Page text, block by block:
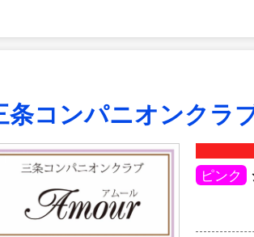
条コンパニオンクラ
ピンク